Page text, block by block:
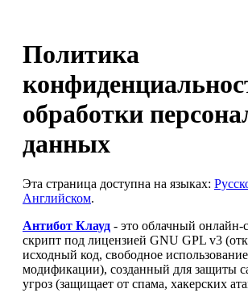
Политика
обработки
данных
Эта страница доступна на языках:
Английском.
Антибот Клауд - это облачный онлайн-
скрипт под лицензией GNU GPL v3
исходный код, свободное
модификации), созданный для защиты
угроз (защищает от спама, хакерских